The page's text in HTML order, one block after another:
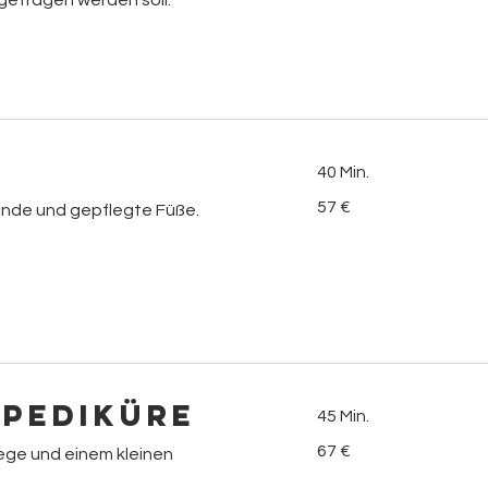
und gepflegte Füße.
40 Min.
Euro
57 €
und einem kleinen
45 Min.
Euro
67 €